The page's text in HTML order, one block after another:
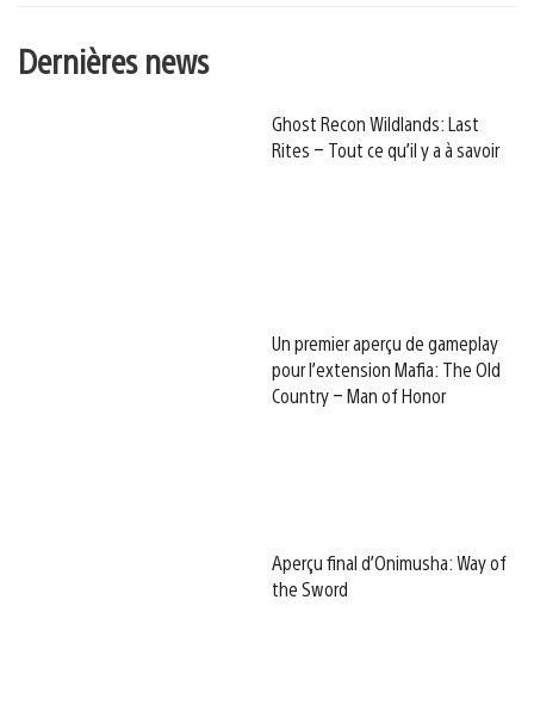
Dernières news
Ghost Recon Wildlands: Last
Rites – Tout ce qu’il y a à savoir
Un premier aperçu de gameplay
pour l’extension Mafia: The Old
Country – Man of Honor
Aperçu final d’Onimusha: Way of
the Sword